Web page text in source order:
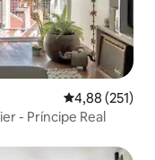
Gemiddelde
4,88 (251)
- Príncipe Real